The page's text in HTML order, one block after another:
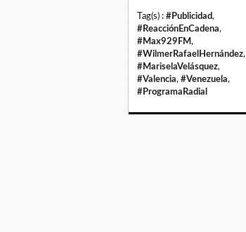
Tag(s) : #Publicidad,
#ReacciónEnCadena,
#Max929FM,
#WilmerRafaelHernández,
#MariselaVelásquez,
#Valencia, #Venezuela,
#ProgramaRadial